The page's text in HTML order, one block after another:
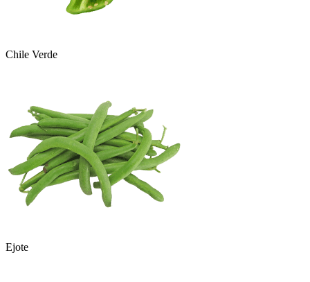
Chile Verde
Ejote